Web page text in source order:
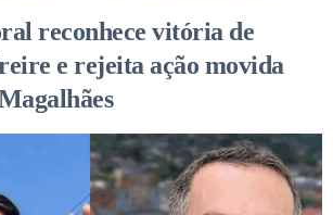
reconhece vitória de
e rejeita ação movida